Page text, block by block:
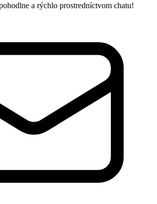
a rýchlo prostredníctvom chatu!